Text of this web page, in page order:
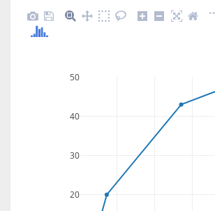
20
30
40
50